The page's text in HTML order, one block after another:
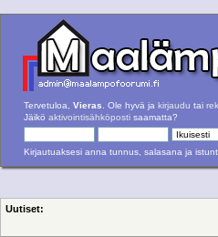
Tervetuloa, Vieras . Ole hyvä ja kirjaudu tai
Jäikö aktivointisähköposti saamatta?
Kirjautuaksesi anna tunnus, salasana ja
Uutiset: